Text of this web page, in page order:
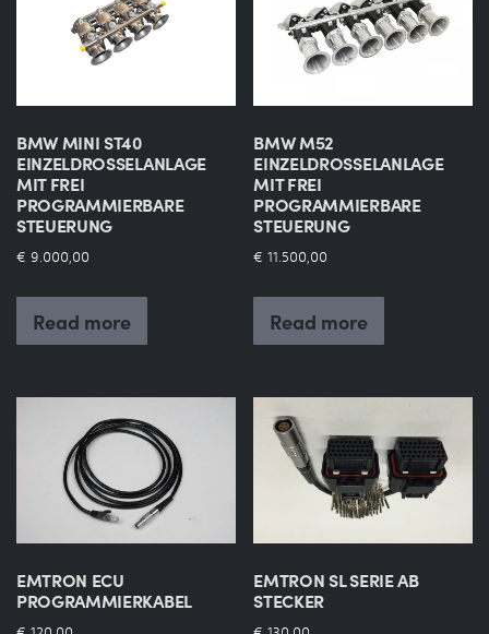
BMW MINI ST40
EINZELDROSSELANLAGE
MIT FREI
PROGRAMMIERBARE
STEUERUNG
€ 9.000,00
Read more
BMW M52
EINZELDROSSELANLAGE
MIT FREI
PROGRAMMIERBARE
STEUERUNG
€ 11.500,00
Read more
EMTRON ECU
PROGRAMMIERKABEL
EMTRON SL SERIE AB
STECKER